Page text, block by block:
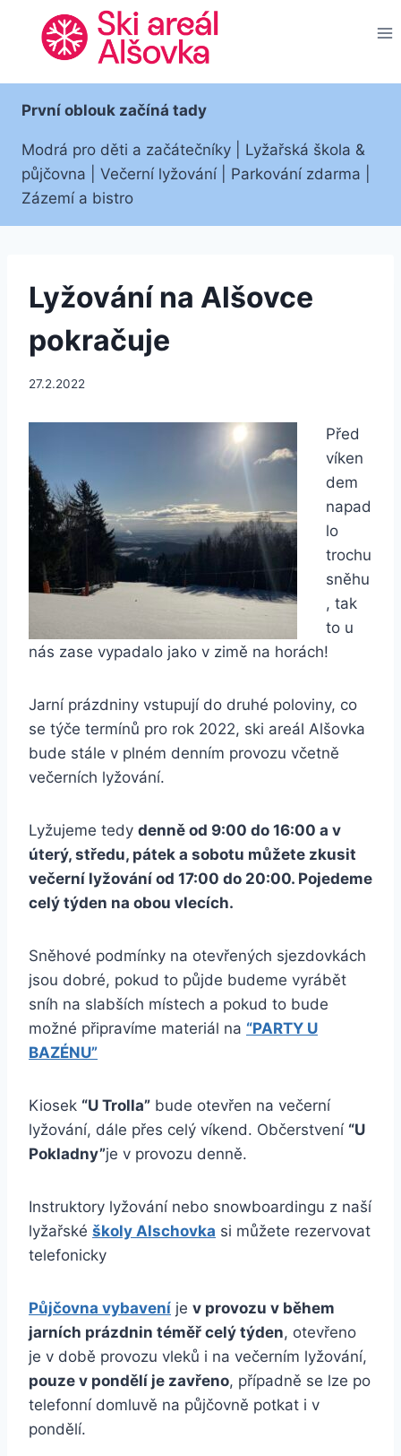
Přeskočit
První oblouk začíná tady
Modrá pro děti a začátečníky | Lyžařská škola &
půjčovna | Večerní lyžování | Parkování zdarma |
Zázemí a bistro
Lyžování na Alšovce
pokračuje
27.2.2022
Před
víken
dem
napad
lo
trochu
sněhu
, tak
to u
nás zase vypadalo jako v zimě na horách!
Jarní prázdniny vstupují do druhé poloviny, co
se týče termínů pro rok 2022, ski areál Alšovka
bude stále v plném denním provozu včetně
večerních lyžování.
Lyžujeme tedy denně od 9:00 do 16:00 a v
úterý, středu, pátek a sobotu můžete zkusit
večerní lyžování od 17:00 do 20:00. Pojedeme
celý týden na obou vlecích.
Sněhové podmínky na otevřených sjezdovkách
jsou dobré, pokud to půjde budeme vyrábět
sníh na slabších místech a pokud to bude
možné připravíme materiál na “PARTY U
BAZÉNU”
Kiosek “U Trolla” bude otevřen na večerní
lyžování, dále přes celý víkend. Občerstvení “U
Pokladny”je v provozu denně.
Instruktory lyžování nebo snowboardingu z naší
lyžařské školy Alschovka si můžete rezervovat
telefonicky
Půjčovna vybavení je v provozu v během
jarních prázdnin téměř celý týden, otevřeno
je v době provozu vleků i na večerním lyžování,
pouze v pondělí je zavřeno, případně se lze po
telefonní domluvě na půjčovně potkat i v
pondělí.